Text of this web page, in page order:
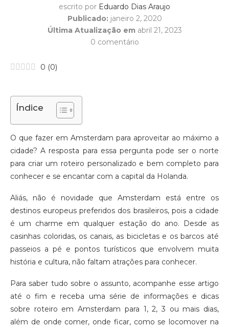
escrito por Eduardo Dias Araujo
Publicado: janeiro 2, 2020
Última Atualização em abril 21, 2023
0 comentário
0 (0)
Índice
O que fazer em Amsterdam para aproveitar ao máximo a
cidade? A resposta para essa pergunta pode ser o norte
para criar um roteiro personalizado e bem completo para
conhecer e se encantar com a capital da Holanda.
Aliás, não é novidade que Amsterdam está entre os
destinos europeus preferidos dos brasileiros, pois a cidade
é um charme em qualquer estação do ano. Desde as
casinhas coloridas, os canais, as bicicletas e os barcos até
passeios a pé e pontos turísticos que envolvem muita
história e cultura, não faltam atrações para conhecer.
Para saber tudo sobre o assunto, acompanhe esse artigo
até o fim e receba uma série de informações e dicas
sobre roteiro em Amsterdam para 1, 2, 3 ou mais dias,
além de onde comer, onde ficar, como se locomover na